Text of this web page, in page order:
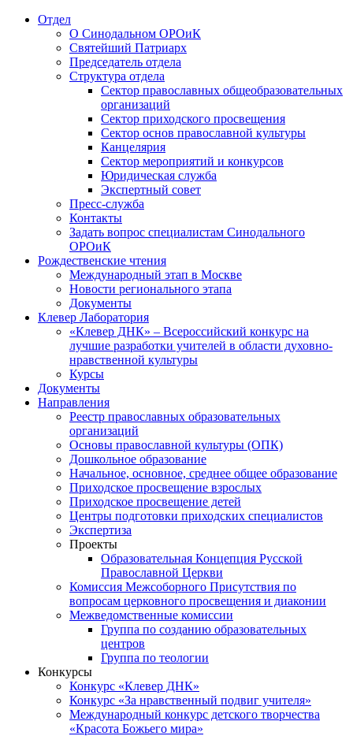
Отдел
О Синодальном ОРОиК
Святейший Патриарх
Председатель отдела
Структура отдела
Сектор православных общеобразовательных
организаций
Сектор приходского просвещения
Сектор основ православной культуры
Канцелярия
Сектор мероприятий и конкурсов
Юридическая служба
Экспертный совет
Пресс-служба
Контакты
Задать вопрос специалистам Синодального
ОРОиК
Рождественские чтения
Международный этап в Москве
Новости регионального этапа
Документы
Клевер Лаборатория
«Клевер ДНК» – Всероссийский конкурс на
лучшие разработки учителей в области духовно-
нравственной культуры
Курсы
Документы
Направления
Реестр православных образовательных
организаций
Основы православной культуры (ОПК)
Дошкольное образование
Начальное, основное, среднее общее образование
Приходское просвещение взрослых
Приходское просвещение детей
Центры подготовки приходских специалистов
Экспертиза
Проекты
Образовательная Концепция Русской
Православной Церкви
Комиссия Межсоборного Присутствия по
вопросам церковного просвещения и диаконии
Межведомственные комиссии
Группа по созданию образовательных
центров
Группа по теологии
Конкурсы
Конкурс «Клевер ДНК»
Конкурс «За нравственный подвиг учителя»
Международный конкурс детского творчества
«Красота Божьего мира»